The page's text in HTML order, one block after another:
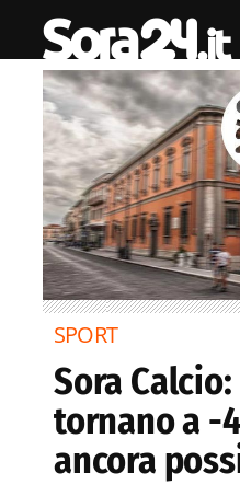
SPORT
Sora
tornano a -
ancora